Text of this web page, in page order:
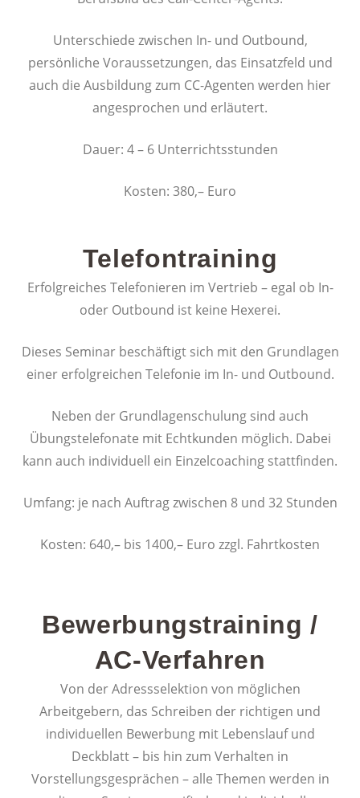
Unterschiede zwischen In- und Outbound,
persönliche Voraussetzungen, das Einsatzfeld und
auch die Ausbildung zum CC-Agenten werden hier
angesprochen und erläutert.
Dauer: 4 – 6 Unterrichtsstunden
Kosten: 380,– Euro
Telefontraining
Erfolgreiches Telefonieren im Vertrieb – egal ob In-
oder Outbound ist keine Hexerei.
Dieses Seminar beschäftigt sich mit den Grundlagen
einer erfolgreichen Telefonie im In- und Outbound.
Neben der Grundlagenschulung sind auch
Übungstelefonate mit Echtkunden möglich. Dabei
kann auch individuell ein Einzelcoaching stattfinden.
Umfang: je nach Auftrag zwischen 8 und 32 Stunden
Kosten: 640,– bis 1400,– Euro zzgl. Fahrtkosten
Bewerbungstraining /
AC-Verfahren
Von der Adressselektion von möglichen
Arbeitgebern, das Schreiben der richtigen und
individuellen Bewerbung mit Lebenslauf und
Deckblatt – bis hin zum Verhalten in
Vorstellungsgesprächen – alle Themen werden in